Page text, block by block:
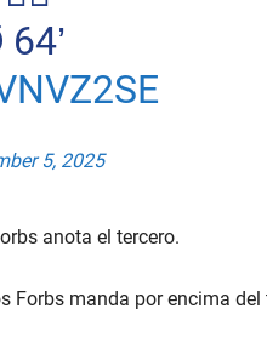
5, 2025
anota el tercero.
Forbs manda por encima